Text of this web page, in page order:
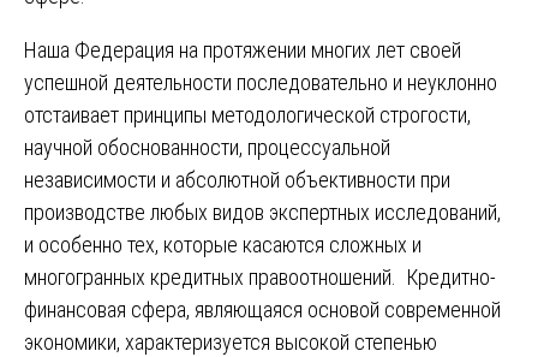
Наша Федерация на протяжении многих лет своей
успешной деятельности последовательно и неуклонно
отстаивает принципы методологической строгости,
научной обоснованности, процессуальной
независимости и абсолютной объективности при
производстве любых видов экспертных исследований,
и особенно тех, которые касаются сложных и
многогранных кредитных правоотношений. Кредитно-
финансовая сфера, являющаяся основой современной
экономики, характеризуется высокой степенью